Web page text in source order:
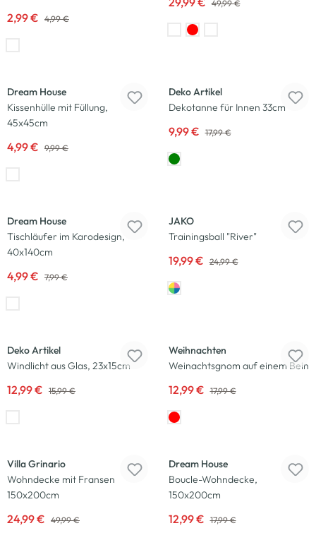
2,99 € 4,99 €
49,99 €
Dream House
Kissenhülle mit Füllung,
45x45cm
4,99 € 9,99 €
Deko Artikel
Dekotanne für Innen 33cm
9,99 € 17,99 €
Dream House
Tischläufer im Karodesign,
40x140cm
4,99 € 7,99 €
JAKO
Trainingsball "River"
19,99 € 24,99 €
Deko Artikel
Windlicht aus Glas, 23x15cm
12,99 € 15,99 €
Weihnachten
Weinachtsgnom auf einem Bein
12,99 € 17,99 €
Villa Grinario
Wohndecke mit Fransen
150x200cm
24,99 € 49,99 €
Dream House
Boucle-Wohndecke,
150x200cm
12,99 € 17,99 €